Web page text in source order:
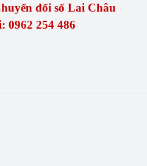
đổi số Lai Châu
0962 254 486